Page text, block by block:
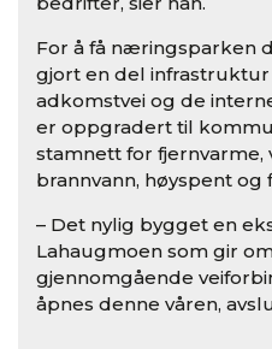
For å få næringsparken
gjort en del
adkomstvei og de
er oppgradert til
stamnett for fjernvarme,
brannvann, høyspent og
– Det nylig bygget en
Lahaugmoen som gir
gjennomgående
åpnes denne våren,